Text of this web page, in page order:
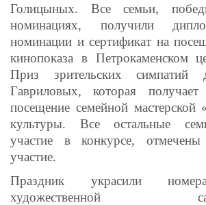
Голицыных. Все семьи,
номинациях, получили
номинации и сертификат на
кинопоказа в Петрокаменском
Приз зрительских симпатий
Гавриловых, которая
посещение семейной мастерской
культуры. Все остальные
участие в конкурсе,
участие.
Праздник украсили
художественной